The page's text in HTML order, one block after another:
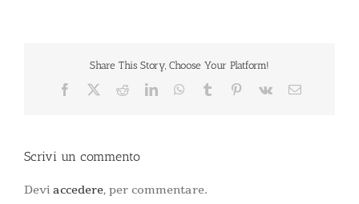
Share This Story, Choose Your Platform!
Facebook RedditLinkedInWhatsApp
Tumblr Pinterest
Vk Email
Scrivi un commento
Devi accedere, per commentare.